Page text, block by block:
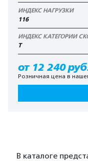
ИНДЕКС НАГРУЗКИ
116
ИНДЕКС КАТЕГОРИИ
T
от 12 240
Розничная цена в
В каталоге